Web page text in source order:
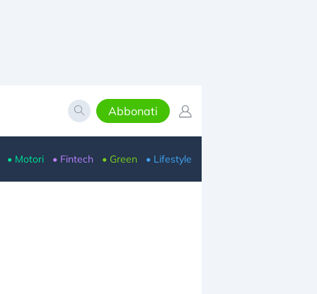
Abbonati
• Motori • Fintech • Green • Lifestyle